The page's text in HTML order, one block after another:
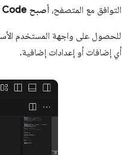
التوافق مع المتصفح، أصبح VS Code متوافقًا الآن مع Baseline أيضًا
أي إضافات أو إعدادات إضافية.